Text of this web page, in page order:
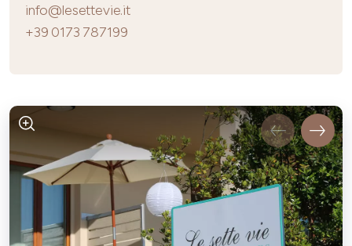
info@lesettevie.it
+39 0173 787199